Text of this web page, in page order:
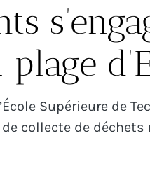
Supérieure de
collecte de